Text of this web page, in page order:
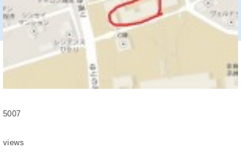
5007
views